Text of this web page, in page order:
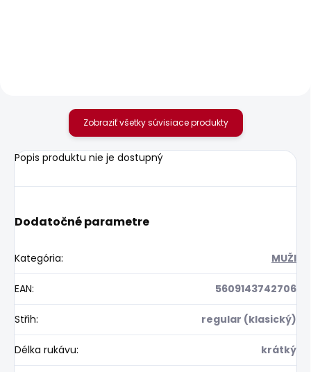
Zobraziť všetky súvisiace produkty
Popis produktu nie je dostupný
Dodatočné parametre
Kategória: MUŽI
EAN: 5609143742706
Střih: regular (klasický)
Délka rukávu: krátký